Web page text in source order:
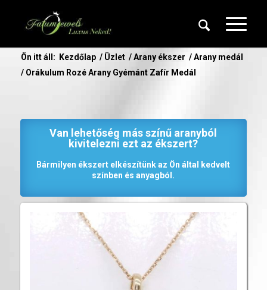
Ön itt áll: Kezdőlap / Üzlet / Arany ékszer / Arany medál
/ Orákulum Rozé Arany Gyémánt Zafír Medál
Van lehetőség más színű aranyból
kivitelezni ezt az ékszert?
Bármilyen ékszert elkészítünk az Ön által kedvelt
színben és anyagból.